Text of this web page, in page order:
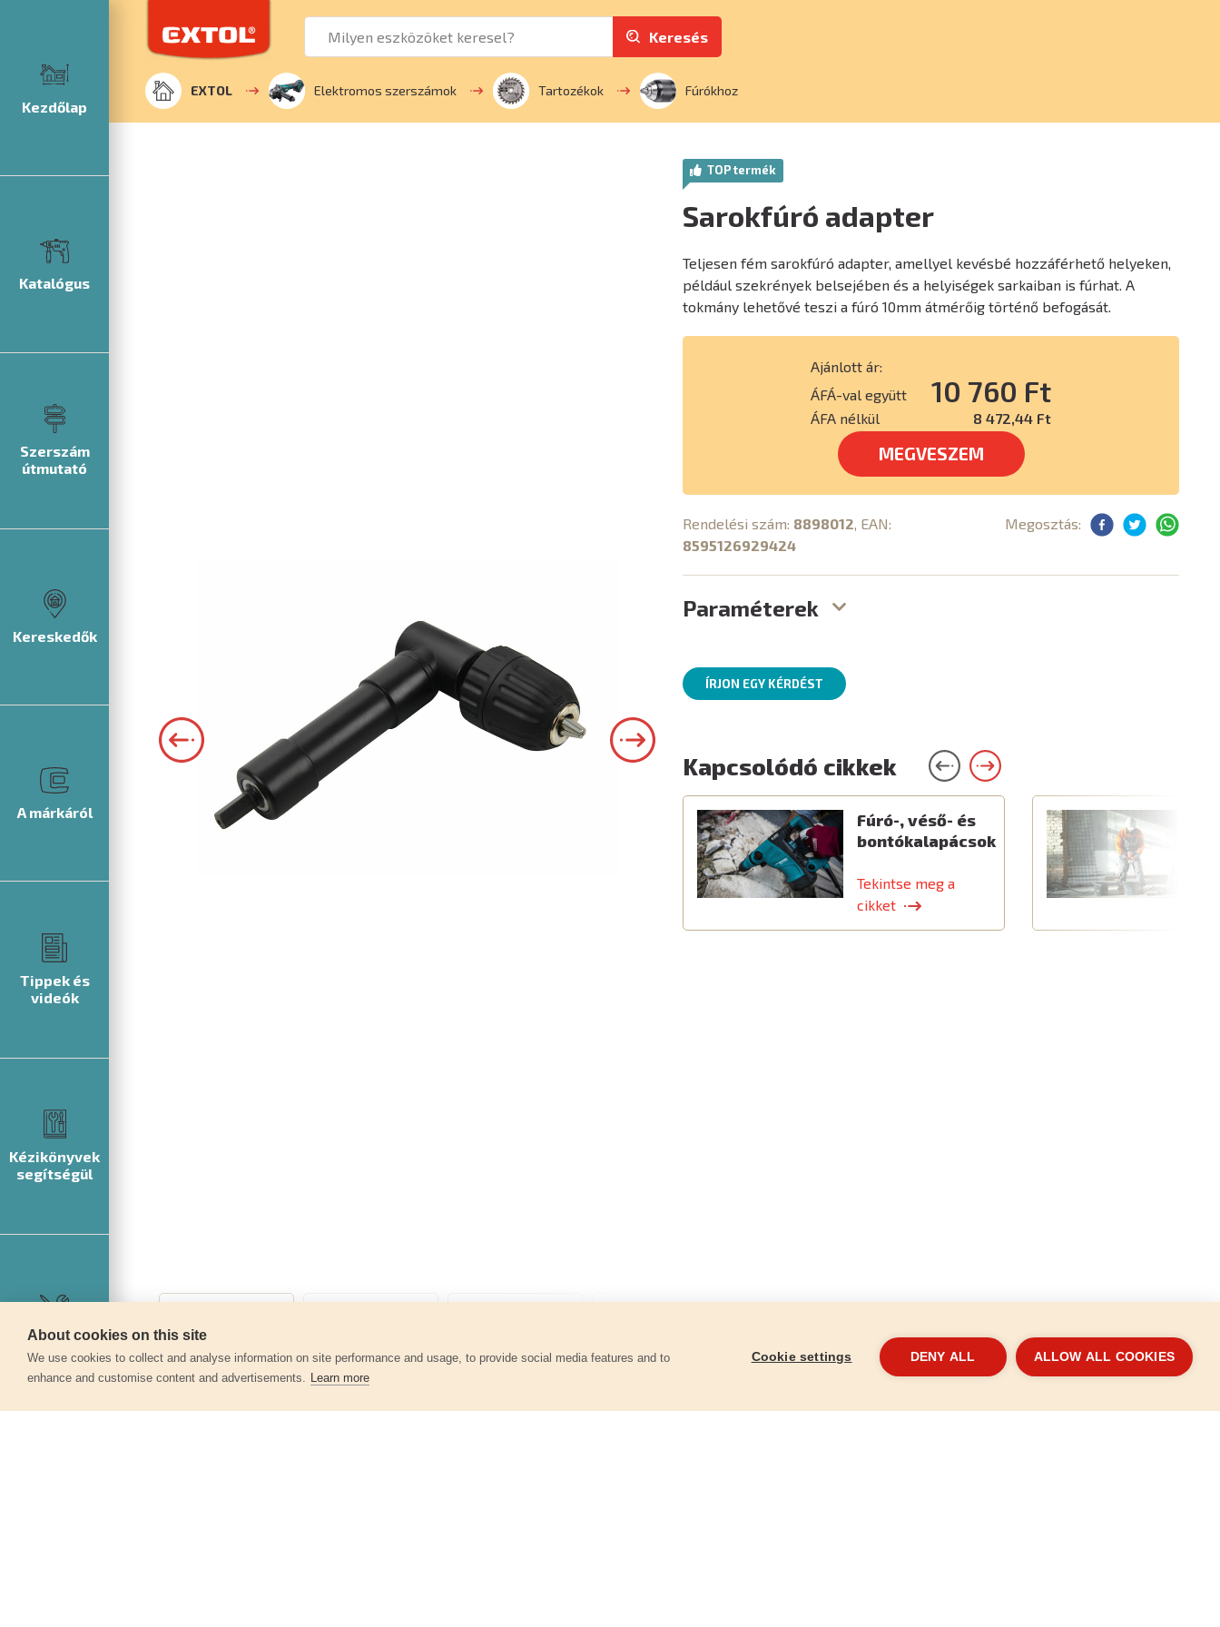
Kezdőlap
Katalógus
Szerszám
útmutató
Kereskedők
A márkáról
Tippek és
videók
Kézikönyvek
segítségül
Szerviz
Keresés
EXTOL Elektromos szerszámok Tartozékok Fúrókhoz
TOP termék
Sarokfúró adapter
Teljesen fém sarokfúró adapter, amellyel kevésbé hozzáférhető helyeken,
például szekrények belsejében és a helyiségek sarkaiban is fúrhat. A
tokmány lehetővé teszi a fúró 10mm átmérőig történő befogását.
Ajánlott ár:
ÁFÁ-val együtt
10 760 Ft
ÁFA nélkül 8 472,44 Ft
MEGVESZEM
Rendelési szám: 8898012 , EAN:
8595126929424
Megosztás:
Paraméterek
ÍRJON EGY KÉRDÉST
Kapcsolódó cikkek
Fúró-, véső- és
bontókalapácsok
Tekintse meg a
cikket
About cookies on this site
We use cookies to collect and analyse information on site performance and usage, to provide social media features and to
enhance and customise content and advertisements. Learn more
Cookie settings DENY ALL ALLOW ALL COOKIES